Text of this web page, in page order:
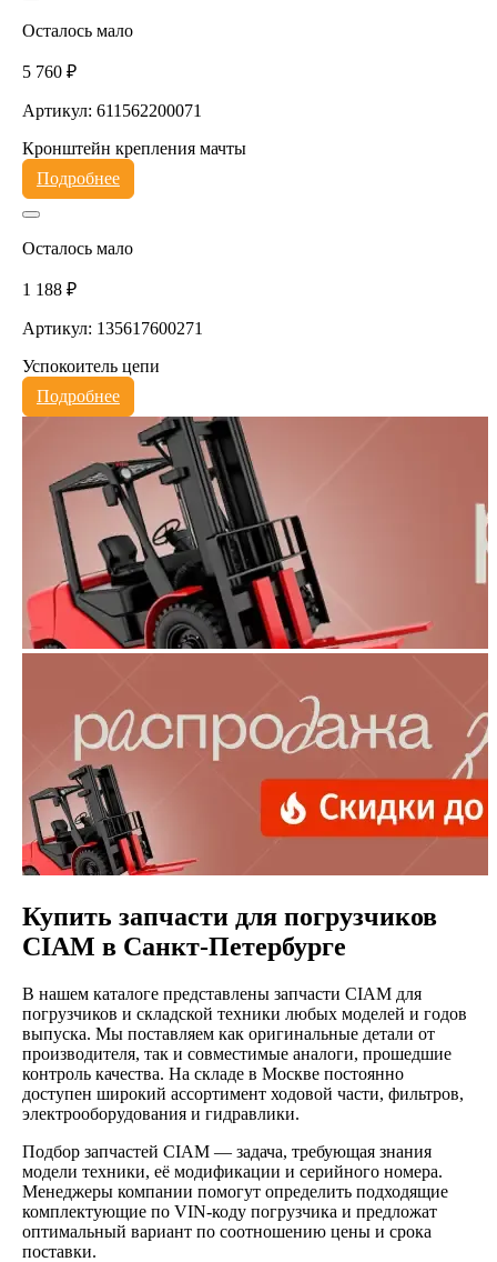
Осталось мало
5 760 ₽
Артикул: 611562200071
Кронштейн крепления мачты
Подробнее
Осталось мало
1 188 ₽
Артикул: 135617600271
Успокоитель цепи
Подробнее
Купить запчасти для погрузчиков
CIAM в Санкт-Петербурге
В нашем каталоге представлены запчасти CIAM для
погрузчиков и складской техники любых моделей и годов
выпуска. Мы поставляем как оригинальные детали от
производителя, так и совместимые аналоги, прошедшие
контроль качества. На складе в Москве постоянно
доступен широкий ассортимент ходовой части, фильтров,
электрооборудования и гидравлики.
Подбор запчастей CIAM — задача, требующая знания
модели техники, её модификации и серийного номера.
Менеджеры компании помогут определить подходящие
комплектующие по VIN-коду погрузчика и предложат
оптимальный вариант по соотношению цены и срока
поставки.